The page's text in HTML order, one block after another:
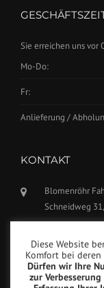
Sie erreichen uns vor
Mo-Do:
Fr:
Anlieferung /
KONTAKT
Blomenröhr
Schneidweg
Fax:
Diese Website
Komfort bei
Dürfen wir Ihre
zur